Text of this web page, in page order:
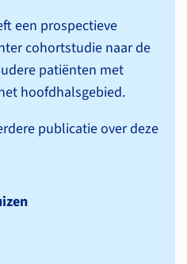
een prospectieve
cohortstudie naar de
patiënten met
hoofdhalsgebied.
publicatie over deze